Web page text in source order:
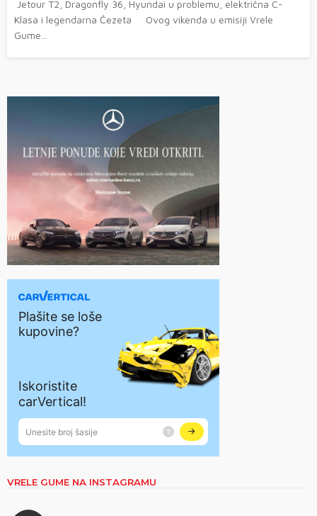
Jetour T2, Dragonfly 36, Hyundai u problemu, električna C-
Klasa i legendarna Čezeta Ovog vikenda u emisiji Vrele
Gume...
VRELE GUME NA INSTAGRAMU